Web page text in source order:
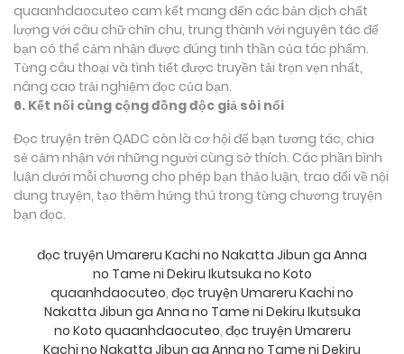
quaanhdaocuteo cam kết mang đến các bản dịch chất
lượng với câu chữ chỉn chu, trung thành với nguyên tác để
bạn có thể cảm nhận được đúng tinh thần của tác phẩm.
Từng câu thoại và tình tiết được truyền tải trọn vẹn nhất,
nâng cao trải nghiệm đọc của bạn.
6. Kết nối cùng cộng đồng độc giả sôi nổi
Đọc truyện trên QADC còn là cơ hội để bạn tương tác, chia
sẻ cảm nhận với những người cùng sở thích. Các phần bình
luận dưới mỗi chương cho phép bạn thảo luận, trao đổi về nội
dung truyện, tạo thêm hứng thú trong từng chương truyện
bạn đọc.
đọc truyện Umareru Kachi no Nakatta Jibun ga Anna
no Tame ni Dekiru Ikutsuka no Koto
quaanhdaocuteo, đọc truyện Umareru Kachi no
Nakatta Jibun ga Anna no Tame ni Dekiru Ikutsuka
no Koto quaanhdaocuteo, đọc truyện Umareru
Kachi no Nakatta Jibun ga Anna no Tame ni Dekiru